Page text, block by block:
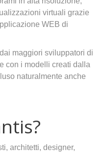
virtuali grazie
WEB di
maggiori sviluppatori di
con i modelli creati dalla
naturalmente anche
architetti, designer,